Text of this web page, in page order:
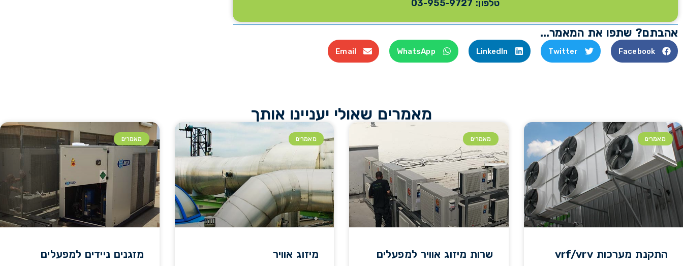
טלפון: 03-955-9727
אהבתם? שתפו את המאמר...
Facebook
Twitter
LinkedIn
WhatsApp
Email
מאמרים שאולי יעניינו אותך
מאמרים
התקנת מערכות vrf/vrv
מאמרים
שרות מיזוג אוויר למפעלים
מאמרים
מיזוג אוויר
מאמרים
מזגנים ניידים למפעלים